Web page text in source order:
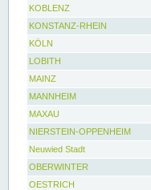
KOBLENZ
KONSTANZ-RHEIN
KÖLN
LOBITH
MAINZ
MANNHEIM
MAXAU
NIERSTEIN-OPPENHEIM
Neuwied Stadt
OBERWINTER
OESTRICH